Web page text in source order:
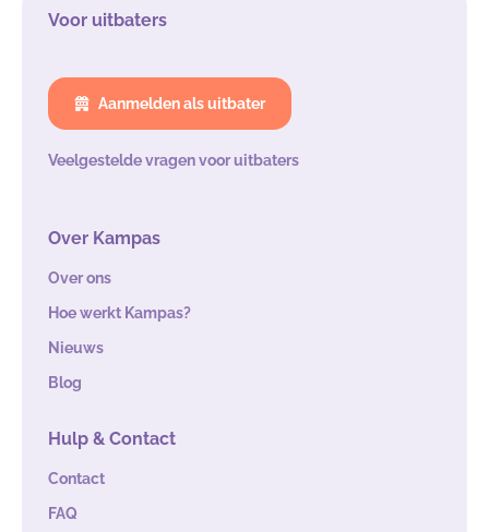
Voor uitbaters
Aanmelden als uitbater
Veelgestelde vragen voor uitbaters
Over Kampas
Over ons
Hoe werkt Kampas?
Nieuws
Blog
Hulp & Contact
Contact
FAQ